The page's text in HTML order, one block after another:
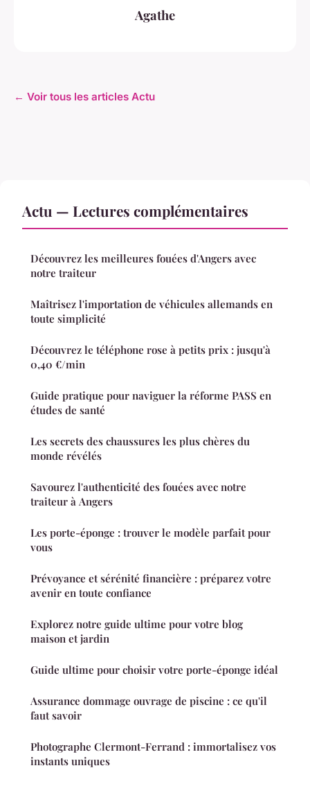
Agathe
← Voir tous les articles Actu
Actu — Lectures complémentaires
Découvrez les meilleures fouées d'Angers avec
notre traiteur
Maîtrisez l'importation de véhicules allemands en
toute simplicité
Découvrez le téléphone rose à petits prix : jusqu'à
0,40 €/min
Guide pratique pour naviguer la réforme PASS en
études de santé
Les secrets des chaussures les plus chères du
monde révélés
Savourez l'authenticité des fouées avec notre
traiteur à Angers
Les porte-éponge : trouver le modèle parfait pour
vous
Prévoyance et sérénité financière : préparez votre
avenir en toute confiance
Explorez notre guide ultime pour votre blog
maison et jardin
Guide ultime pour choisir votre porte-éponge idéal
Assurance dommage ouvrage de piscine : ce qu'il
faut savoir
Photographe Clermont-Ferrand : immortalisez vos
instants uniques